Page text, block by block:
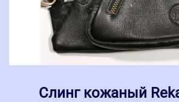
Слинг кожаный